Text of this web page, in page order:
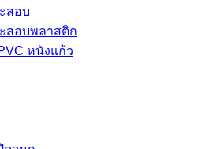
สอบ
สอบพลาสติก
หนังแก้ว